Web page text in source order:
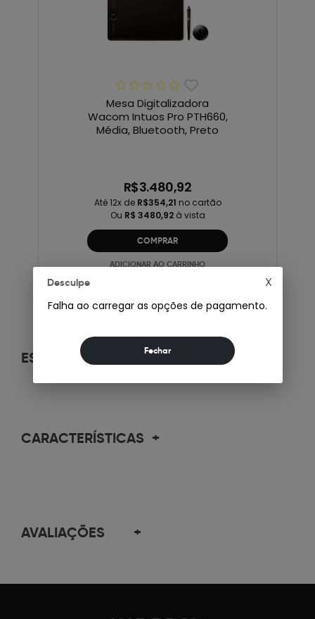
Mesa Digitalizadora
Wacom Intuos Pro PTH660,
Média, Bluetooth, Preto
R$3.480,92
Até 12x de R$354,21 no cartão
Ou R$ 3480,92à vista
COMPRAR
ADICIONAR AO CARRINHO
ESPECIFICAÇÕES +
CARACTERÍSTICAS +
AVALIAÇÕES +
Desculpe
Falha ao carregar as opções de pagamento.
X